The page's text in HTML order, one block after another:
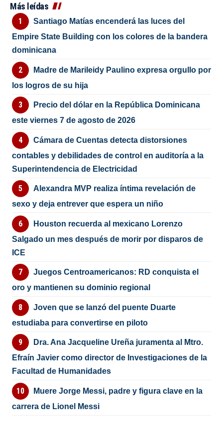
Más leídas
Santiago Matías encenderá las luces del
Empire State Building con los colores de la bandera
dominicana
Madre de Marileidy Paulino expresa orgullo por
los logros de su hija
Precio del dólar en la República Dominicana
este viernes 7 de agosto de 2026
Cámara de Cuentas detecta distorsiones
contables y debilidades de control en auditoría a la
Superintendencia de Electricidad
Alexandra MVP realiza íntima revelación de
sexo y deja entrever que espera un niño
Houston recuerda al mexicano Lorenzo
Salgado un mes después de morir por disparos de
ICE
Juegos Centroamericanos: RD conquista el
oro y mantienen su dominio regional
Joven que se lanzó del puente Duarte
estudiaba para convertirse en piloto
Dra. Ana Jacqueline Ureña juramenta al Mtro.
Efraín Javier como director de Investigaciones de la
Facultad de Humanidades
Muere Jorge Messi, padre y figura clave en la
carrera de Lionel Messi